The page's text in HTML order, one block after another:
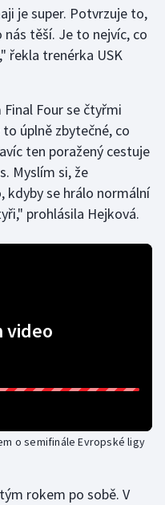
je super. Potvrzuje to,
nás těší. Je to nejvíc, co
řekla trenérka USK
Four se čtyřmi
úplně zbytečné, co
ten poražený cestuje
Myslím si, že
kdyby se hrálo normální
prohlásila Hejková.
video
o semifinále Evropské ligy
rokem po sobě. V